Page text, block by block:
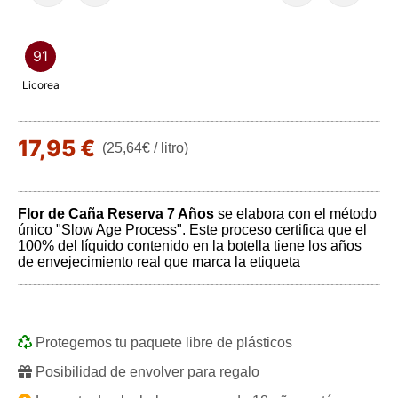
91
Licorea
17,95 € (25,64€ / litro)
Flor de Caña Reserva 7 Años se elabora con el método
único "Slow Age Process". Este proceso certifica que el
100% del líquido contenido en la botella tiene los años
de envejecimiento real que marca la etiqueta
Protegemos tu paquete libre de plásticos
Posibilidad de envolver para regalo